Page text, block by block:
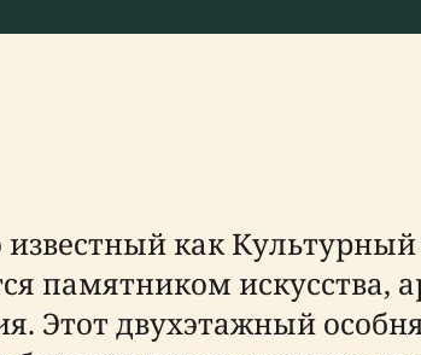
как
памятником искусства,
Этот двухэтажный